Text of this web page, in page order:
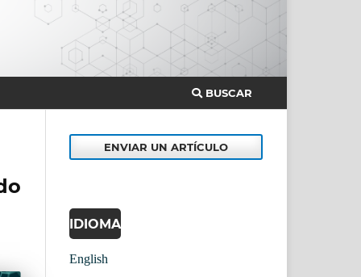
BUSCAR
ENVIAR UN ARTÍCULO
IDIOMA
English